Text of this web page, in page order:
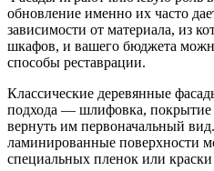
обновление именно их часто
зависимости от материала, из
шкафов, и вашего бюджета
способы реставрации.
Классические деревянные
подхода — шлифовка, покрытие
вернуть им первоначальный
ламинированные поверхности
специальных пленок или